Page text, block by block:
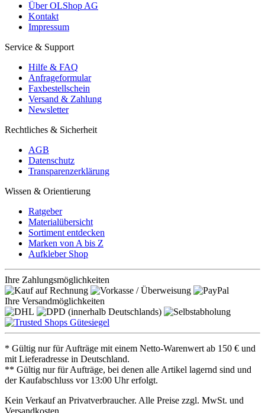
Über OLShop AG
Kontakt
Impressum
Service & Support
Hilfe & FAQ
Anfrageformular
Faxbestellschein
Versand & Zahlung
Newsletter
Rechtliches & Sicherheit
AGB
Datenschutz
Transparenzerklärung
Wissen & Orientierung
Ratgeber
Materialübersicht
Sortiment entdecken
Marken von A bis Z
Aufkleber Shop
Ihre Zahlungsmöglichkeiten
Ihre Versandmöglichkeiten
* Gültig nur für Aufträge mit einem Netto-Warenwert ab 150 € und
mit Lieferadresse in Deutschland.
** Gültig nur für Aufträge, bei denen alle Artikel lagernd sind und
der Kaufabschluss vor 13:00 Uhr erfolgt.
Kein Verkauf an Privatverbraucher. Alle Preise zzgl. MwSt. und